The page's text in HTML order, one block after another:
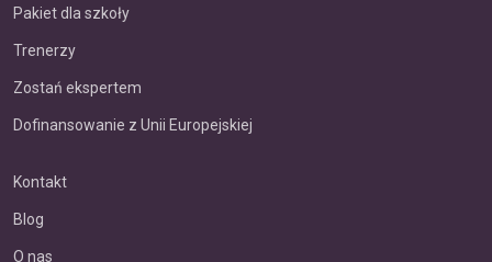
Pakiet dla szkoły
Trenerzy
Zostań ekspertem
Dofinansowanie z Unii Europejskiej
Kontakt
Blog
O nas